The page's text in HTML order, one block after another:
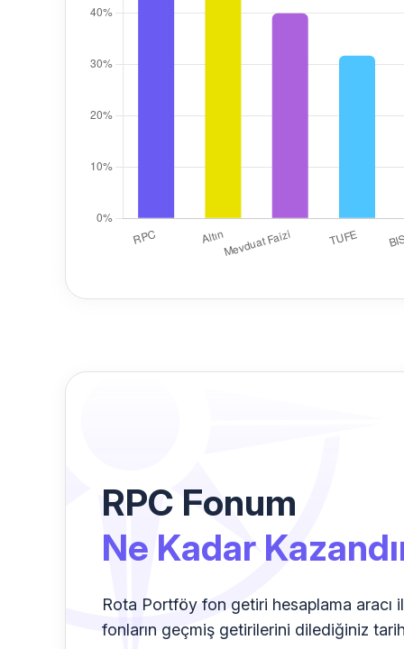
RPC Fonum
Ne Kadar
Rota Portföy fon getiri hesaplama aracı
fonların geçmiş getirilerini dilediğiniz